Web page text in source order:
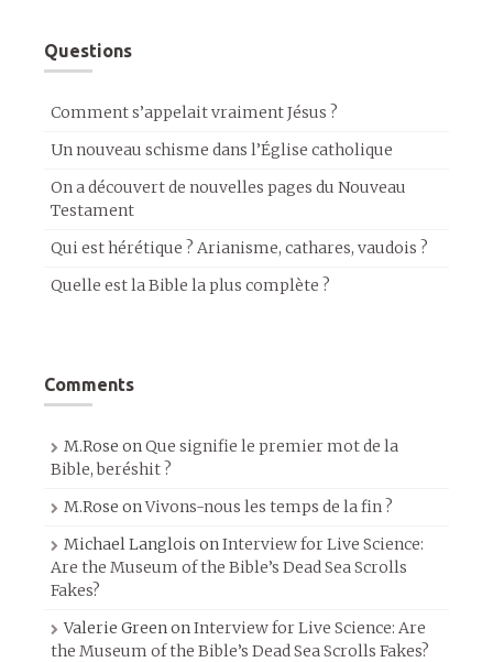
Questions
Comment s’appelait vraiment Jésus ?
Un nouveau schisme dans l’Église catholique
On a découvert de nouvelles pages du Nouveau
Testament
Qui est hérétique ? Arianisme, cathares, vaudois ?
Quelle est la Bible la plus complète ?
Comments
M.Rose onQue signifie le premier mot de la
Bible, beréshit ?
M.Rose onVivons-nous les temps de la fin ?
Michael Langlois onInterview for Live Science:
Are the Museum of the Bible’s Dead Sea Scrolls
Fakes?
Valerie GreenonInterview for Live Science: Are
the Museum of the Bible’s Dead Sea Scrolls Fakes?